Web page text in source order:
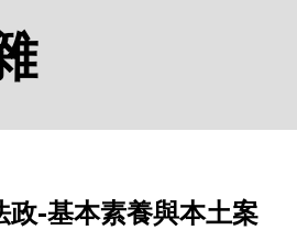
政-基本素養與本土案